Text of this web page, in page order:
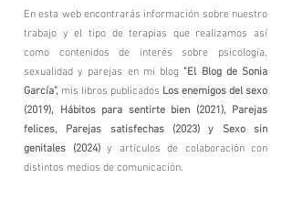
En esta web encontrarás información sobre nuestro
trabajo y el tipo de terapias que realizamos así
como contenidos de interés sobre psicología,
sexualidad y parejas en mi blog "El Blog de Sonia
García", mis libros publicados Los enemigos del sexo
(2019), Hábitos para sentirte bien (2021), Parejas
felices, Parejas satisfechas (2023) y Sexo sin
genitales (2024) y artículos de colaboración con
distintos medios de comunicación.